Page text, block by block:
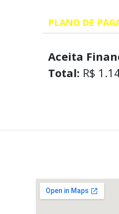
PLANO DE
Aceita
Total: R$